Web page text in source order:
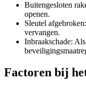
Buitengesloten
openen.
Sleutel
vervangen.
Inbraakschade:
Factoren bij